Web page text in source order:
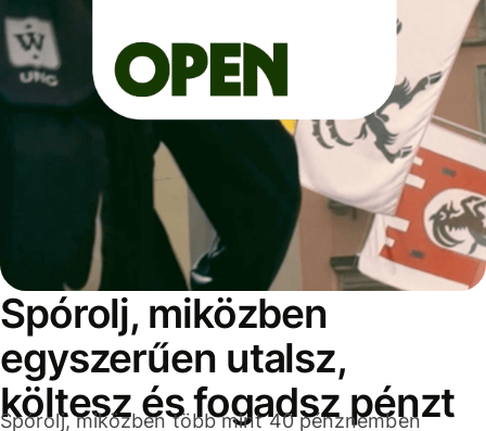
Spórolj, miközben
egyszerűen utalsz,
költesz és fogadsz pénzt
Spórolj, miközben több mint 40 pénznemben